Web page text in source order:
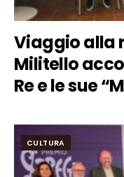
Viaggio alla
Militello
Re e le sue
CULTURA